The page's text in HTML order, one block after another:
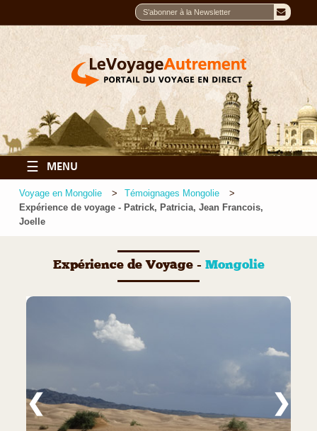
☰ MENU
Voyage en Mongolie
Témoignages Mongolie
Expérience de voyage - Patrick, Patricia, Jean Francois,
Joelle
Expérience de Voyage - Mongolie
❮ ❯